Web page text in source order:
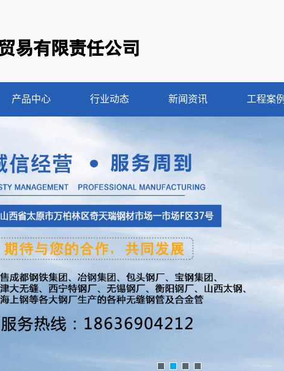
产品中心 行业动态 新闻资讯 工程案例